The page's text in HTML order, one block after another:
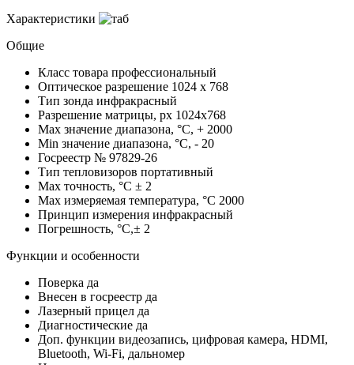
Характеристики
Общие
Класс товара профессиональный
Оптическое разрешение 1024 x 768
Тип зонда инфракрасный
Разрешение матрицы, px 1024x768
Max значение диапазона, °C, + 2000
Min значение диапазона, °C, - 20
Госреестр № 97829-26
Тип тепловизоров портативный
Max точность, °С ± 2
Max измеряемая температура, °С 2000
Принцип измерения инфракрасный
Погрешность, °C,± 2
Функции и особенности
Поверка да
Внесен в госреестр да
Лазерный прицел да
Диагностические да
Доп. функции видеозапись, цифровая камера, HDMI,
Bluetooth, Wi-Fi, дальномер